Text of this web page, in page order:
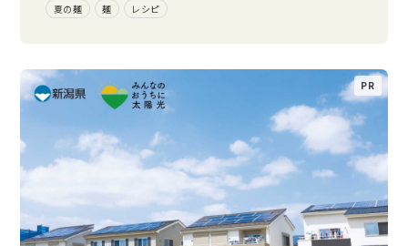
夏の麺 麺 レシピ